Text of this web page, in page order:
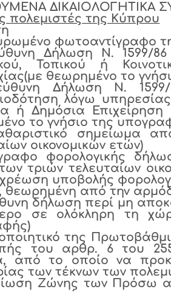
ΔΙΚΑΙΟΛΟΓΗΤΙΚΑ
πολεμιστές της Κύπρου
φωτοαντίγραφο
Δήλωση Ν. 1599/86
Τοπικού ή
θεωρημένο το
Δήλωση Ν.
λόγω
ή Δημόσια
το γνήσιο της
σημείωμα
οικονομικών ετών)
φορολογικής
τριών τελευταίων
υποβολής
θεωρημένη από την
δήλωση περί μη
σε ολόκληρη τη
της
του αρθρ. 6 του
από το οποίο να
των τέκνων των
Ζώνης των Πρόσω